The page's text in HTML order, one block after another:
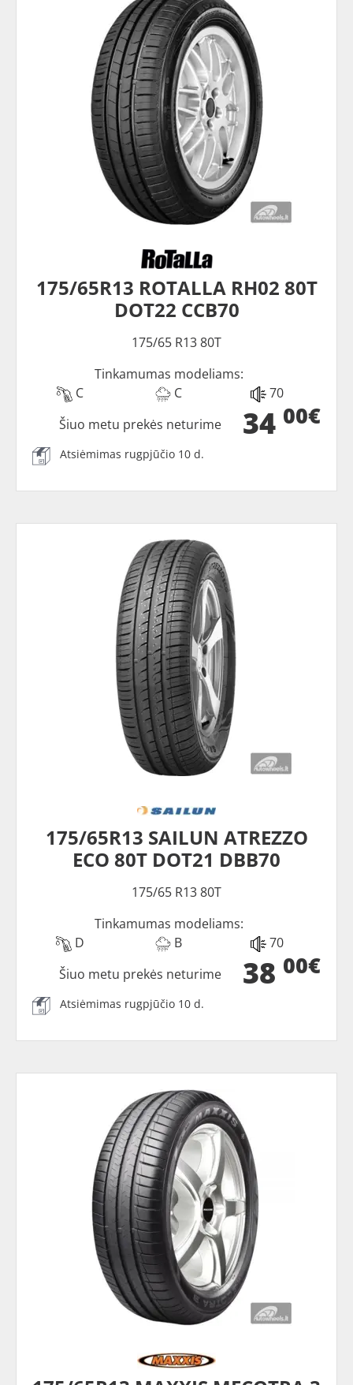
175/65R13 ROTALLA RH02 80T
DOT22 CCB70
175/65 R13 80T
Tinkamumas modeliams:
C
C 70
34 00€
Šiuo metu prekės neturime
Atsiėmimas rugpjūčio 10 d.
175/65R13 SAILUN ATREZZO
ECO 80T DOT21 DBB70
175/65 R13 80T
Tinkamumas modeliams:
D
B 70
38 00€
Šiuo metu prekės neturime
Atsiėmimas rugpjūčio 10 d.